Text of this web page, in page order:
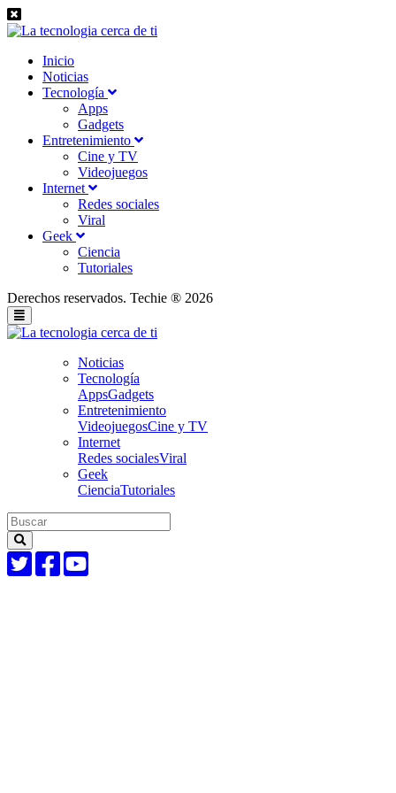
Inicio
Noticias
Tecnología
Apps
Gadgets
Entretenimiento
Cine y TV
Videojuegos
Internet
Redes sociales
Viral
Geek
Ciencia
Tutoriales
Derechos reservados. Techie ® 2026
Noticias
Tecnología
AppsGadgets
Entretenimiento
VideojuegosCine y TV
Internet
Redes socialesViral
Geek
CienciaTutoriales